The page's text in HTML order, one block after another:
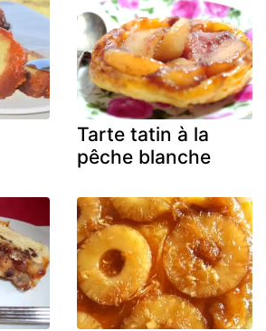
Tarte tatin à la
pêche blanche